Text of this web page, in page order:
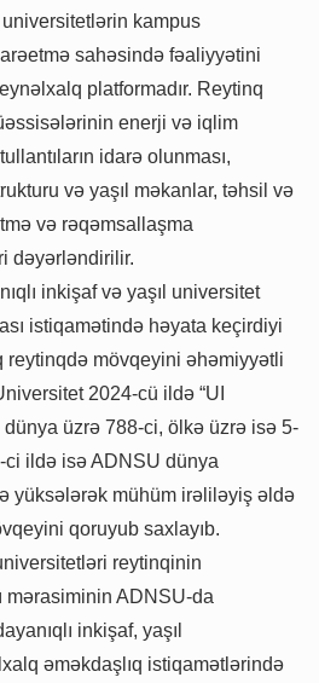
universitetlərin kampus
sahəsində fəaliyyətini
platformadır. Reytinq
enerji və iqlim
idarə olunması,
və yaşıl məkanlar, təhsil və
və rəqəmsallaşma
dəyərləndirilir.
inkişaf və yaşıl universitet
istiqamətində həyata keçirdiyi
mövqeyini əhəmiyyətli
2024-cü ildə “UI
üzrə 788-ci, ölkə üzrə isə 5-
ci ildə isə ADNSU dünya
yüksələrək mühüm irəliləyiş əldə
qoruyub saxlayıb.
reytinqinin
mərasiminin ADNSU-da
inkişaf, yaşıl
əməkdaşlıq istiqamətlərində